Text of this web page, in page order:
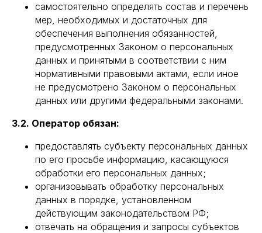
самостоятельно определять состав и перечень
мер, необходимых и достаточных для
обеспечения выполнения обязанностей,
предусмотренных Законом о персональных
данных и принятыми в соответствии с ним
нормативными правовыми актами, если иное
не предусмотрено Законом о персональных
данных или другими федеральными законами.
3.2. Оператор обязан:
предоставлять субъекту персональных данных
по его просьбе информацию, касающуюся
обработки его персональных данных;
организовывать обработку персональных
данных в порядке, установленном
действующим законодательством РФ;
отвечать на обращения и запросы субъектов